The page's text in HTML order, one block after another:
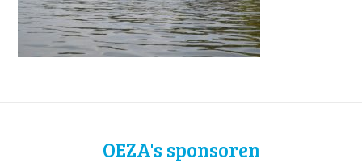
OEZA's sponsoren